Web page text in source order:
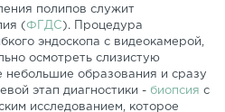
полипов служит
(ФГДС). Процедура
эндоскопа с видеокамерой,
осмотреть слизистую
образования и сразу
этап диагностики - биопсия с
исследованием, которое